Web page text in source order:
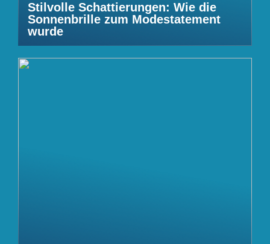
Stilvolle Schattierungen: Wie die
Sonnenbrille zum Modestatement
wurde